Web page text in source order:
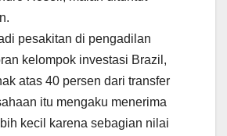
pesakitan di pengadilan
kelompok investasi Brazil,
atas 40 persen dari transfer
itu mengaku menerima
kecil karena sebagian nilai